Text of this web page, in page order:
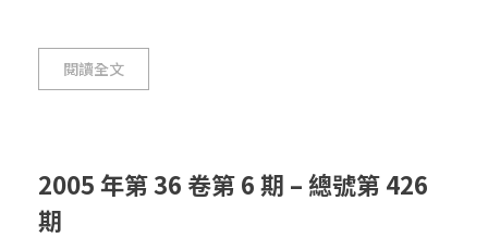
閱讀全文
2005 年第 36 卷第 6 期 – 總號第 426
期